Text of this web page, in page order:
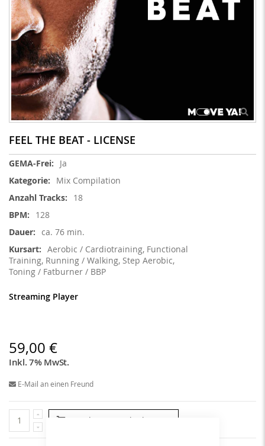
FEEL THE BEAT - LICENSE
Weitere
Informationen
Ja
Mix Compilation
18
128
ca. 76 min.
Aerobic / Cardiotraining, Functional
Training, Running / Walking, Step Aerobic,
Toning / Fatburner / BBP
Streaming Player
59,00 €
Inkl. 7% MwSt.
E-Mail an einen Freund
In den Warenkorb